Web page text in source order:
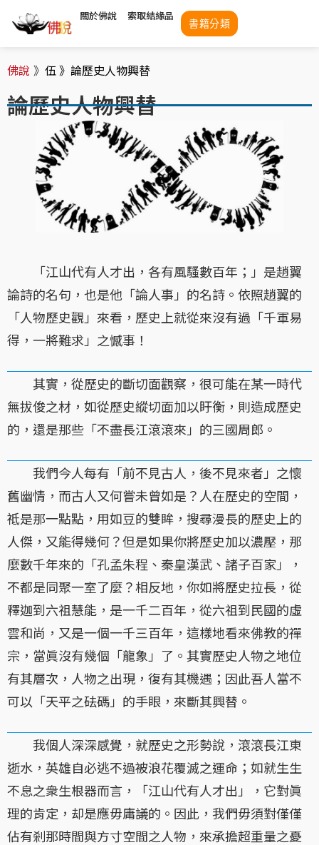
關於佛說 索取結緣品
書籍分類
佛說 》 伍 》 論歷史人物興替
論歷史人物興替
「江山代有人才出，各有風騷數百年；」是趙翼
論詩的名句，也是他「論人事」的名詩。依照趙翼的
「人物歷史觀」來看，歷史上就從來沒有過「千軍易
得，一將難求」之憾事！
其實，從歷史的斷切面觀察，很可能在某一時代
無拔俊之材，如從歷史縱切面加以盱衡，則造成歷史
的，還是那些「不盡長江滾滾來」的三國周郎。
我們今人每有「前不見古人，後不見來者」之懷
舊幽情，而古人又何嘗未曾如是？人在歷史的空間，
祗是那一點點，用如豆的雙眸，搜尋漫長的歷史上的
人傑，又能得幾何？但是如果你將歷史加以濃壓，那
麼數千年來的「孔孟朱程、秦皇漢武、諸子百家」，
不都是同聚一室了麼？相反地，你如將歷史拉長，從
釋迦到六祖慧能，是一千二百年，從六祖到民國的虛
雲和尚，又是一個一千三百年，這樣地看來佛教的禪
宗，當眞沒有幾個「龍象」了。其實歷史人物之地位
有其層次，人物之出現，復有其機遇；因此吾人當不
可以「天平之砝碼」的手眼，來斷其興替。
我個人深深感覺，就歷史之形勢說，滾滾長江東
逝水，英雄自必逃不過被浪花覆滅之運命；如就生生
不息之衆生根器而言，「江山代有人才出」，它對眞
理的肯定，却是應毋庸議的。因此，我們毋須對僅僅
佔有剎那時間與方寸空間之人物，來承擔超重量之憂